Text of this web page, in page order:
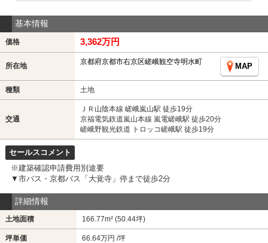
基本情報
価格 3,362万円
所在地 京都府京都市右京区嵯峨観空寺明水町
MAP
種類 土地
交通
ＪＲ山陰本線 嵯峨嵐山駅 徒歩19分
京福電気鉄道嵐山本線 嵐電嵯峨駅 徒歩20分
嵯峨野観光鉄道 トロッコ嵯峨駅 徒歩19分
セールスコメント
※建築確認申請費用別途要
▼市バス・京都バス「大覚寺」停まで徒歩2分
詳細情報
土地面積 166.77m² (50.44坪)
坪単価 66.64万円 /坪